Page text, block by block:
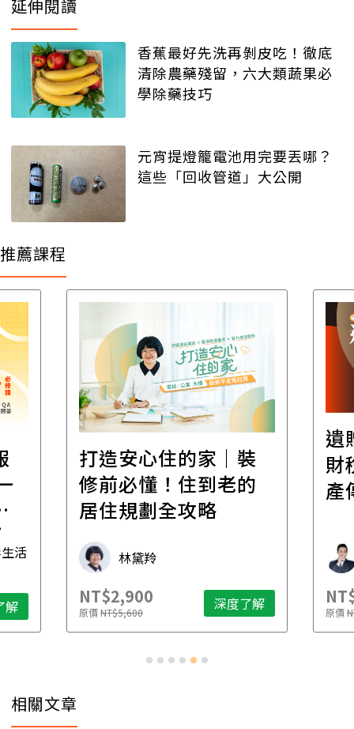
延伸閱讀
香蕉最好先洗再剝皮吃！徹底
清除農藥殘留，六大類蔬果必
學除藥技巧
元宵提燈籠電池用完要丟哪？
這些「回收管道」大公開
推薦課程
活
解
打造安心住的家｜裝
修前必懂！住到老的
居住規劃全攻略
林黛羚
NT$2,900
原價NT$5,600 深度了解
遺
財
產
原價
相關文章